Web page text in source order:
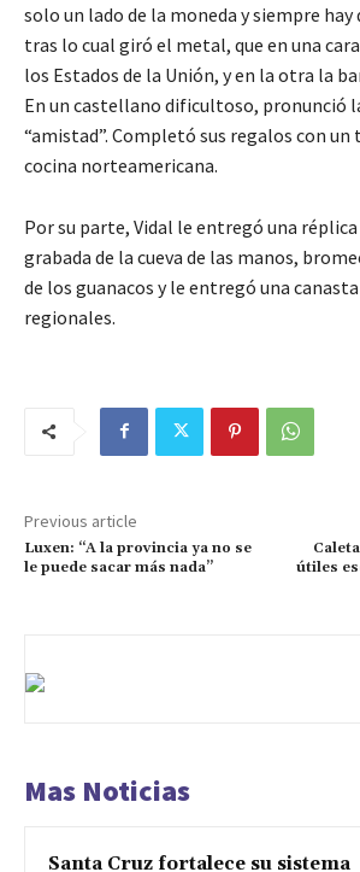
solo un lado de la moneda y siempre
tras lo cual giró el metal, que en una
los Estados de la Unión, y en la otra la
En un castellano dificultoso, pronunció
“amistad”. Completó sus regalos con
cocina norteamericana.
Por su parte, Vidal le entregó una réplica
grabada de la cueva de las manos,
de los guanacos y le entregó una
regionales.
Previous article
Luxen: “A la provincia ya no se
le puede sacar más nada”
útiles
Mas Noticias
Santa Cruz fortalece su sistema